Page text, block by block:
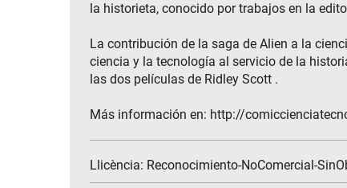
la historieta, conocido por trabajos en la
La contribución de la saga de Alien a la
ciencia y la tecnología al servicio de la
las dos películas de Ridley Scott .
Más información en: http://
Llicència: Reconocimiento-NoComercial-